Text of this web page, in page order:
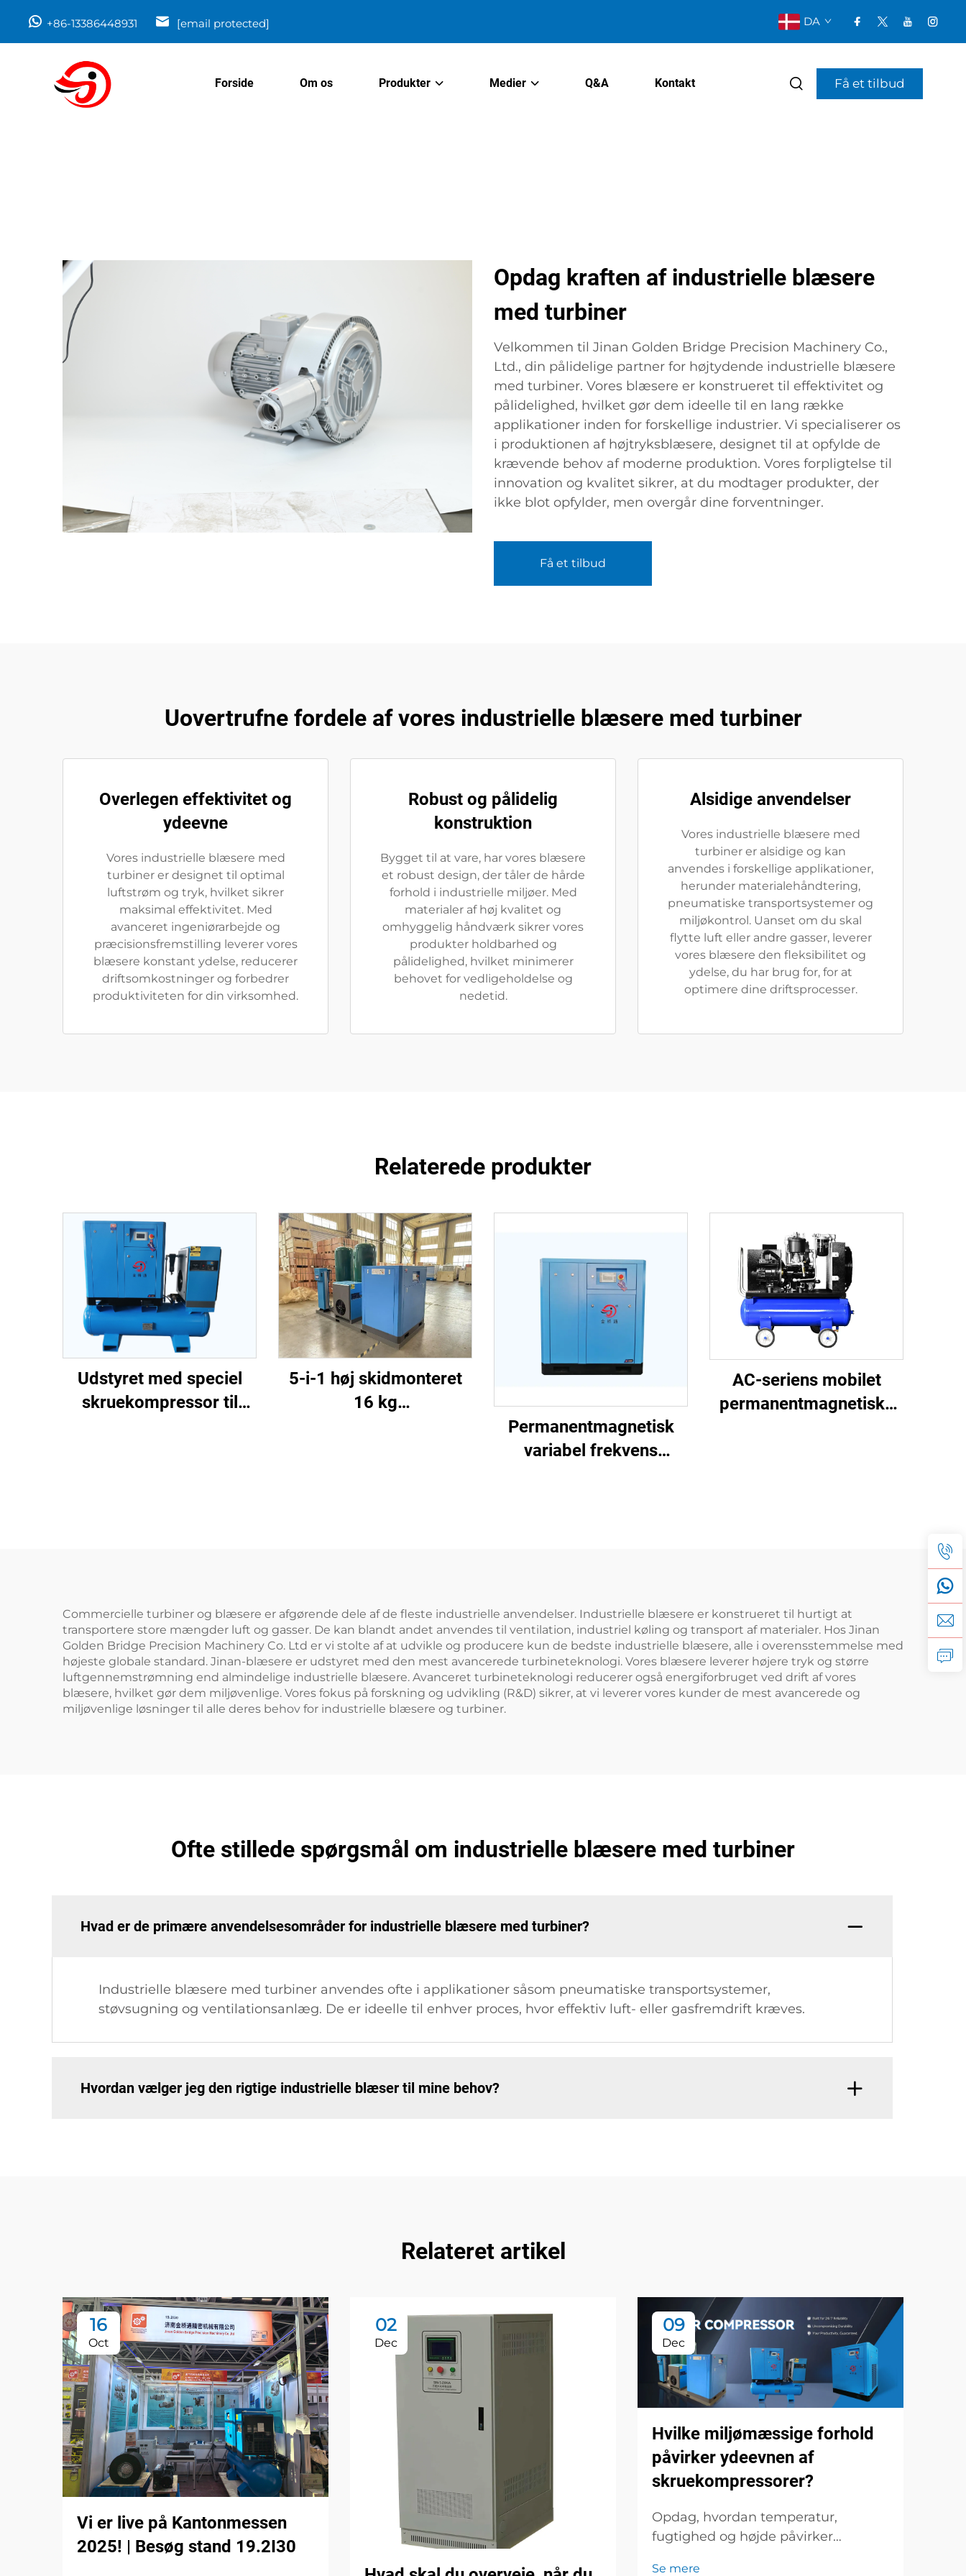
+86-13386448931 [email protected] DA
Forside Om os Produkter Medier Q&A Kontakt Få et tilbud
Opdag kraften af industrielle blæsere
med turbiner
Velkommen til Jinan Golden Bridge Precision Machinery Co.,
Ltd., din pålidelige partner for højtydende industrielle blæsere
med turbiner. Vores blæsere er konstrueret til effektivitet og
pålidelighed, hvilket gør dem ideelle til en lang række
applikationer inden for forskellige industrier. Vi specialiserer os
i produktionen af højtryksblæsere, designet til at opfylde de
krævende behov af moderne produktion. Vores forpligtelse til
innovation og kvalitet sikrer, at du modtager produkter, der
ikke blot opfylder, men overgår dine forventninger.
Få et tilbud
Uovertrufne fordele af vores industrielle blæsere med turbiner
Overlegen effektivitet og
ydeevne
Vores industrielle blæsere med
turbiner er designet til optimal
luftstrøm og tryk, hvilket sikrer
maksimal effektivitet. Med
avanceret ingeniørarbejde og
præcisionsfremstilling leverer vores
blæsere konstant ydelse, reducerer
driftsomkostninger og forbedrer
produktiviteten for din virksomhed.
Robust og pålidelig
konstruktion
Bygget til at vare, har vores blæsere
et robust design, der tåler de hårde
forhold i industrielle miljøer. Med
materialer af høj kvalitet og
omhyggelig håndværk sikrer vores
produkter holdbarhed og
pålidelighed, hvilket minimerer
behovet for vedligeholdelse og
nedetid.
Alsidige anvendelser
Vores industrielle blæsere med
turbiner er alsidige og kan
anvendes i forskellige applikationer,
herunder materialehåndtering,
pneumatiske transportsystemer og
miljøkontrol. Uanset om du skal
flytte luft eller andre gasser, leverer
vores blæsere den fleksibilitet og
ydelse, du har brug for, for at
optimere dine driftsprocesser.
Relaterede produkter
Udstyret med speciel
skruekompressor til
5-i-1 høj skidmonteret
16 kg
Permanentmagnetisk
variabel frekvens
AC-seriens mobilet
permanentmagnetiske
Commercielle turbiner og blæsere er afgørende dele af de fleste industrielle anvendelser. Industrielle blæsere er konstrueret til hurtigt at
transportere store mængder luft og gasser. De kan blandt andet anvendes til ventilation, industriel køling og transport af materialer. Hos Jinan
Golden Bridge Precision Machinery Co. Ltd er vi stolte af at udvikle og producere kun de bedste industrielle blæsere, alle i overensstemmelse med
højeste globale standard. Jinan-blæsere er udstyret med den mest avancerede turbineteknologi. Vores blæsere leverer højere tryk og større
luftgennemstrømning end almindelige industrielle blæsere. Avanceret turbineteknologi reducerer også energiforbruget ved drift af vores
blæsere, hvilket gør dem miljøvenlige. Vores fokus på forskning og udvikling (R&D) sikrer, at vi leverer vores kunder de mest avancerede og
miljøvenlige løsninger til alle deres behov for industrielle blæsere og turbiner.
Ofte stillede spørgsmål om industrielle blæsere med turbiner
Hvad er de primære anvendelsesområder for industrielle blæsere med turbiner?
Industrielle blæsere med turbiner anvendes ofte i applikationer såsom pneumatiske transportsystemer,
støvsugning og ventilationsanlæg. De er ideelle til enhver proces, hvor effektiv luft- eller gasfremdrift kræves.
Hvordan vælger jeg den rigtige industrielle blæser til mine behov?
Relateret artikel
16
Oct
Vi er live på Kantonmessen
2025! | Besøg stand 19.2I30
02
Dec
09
Dec
Hvilke miljømæssige forhold
påvirker ydeevnen af
skruekompressorer?
Opdag, hvordan temperatur,
fugtighed og højde påvirker
Se mere